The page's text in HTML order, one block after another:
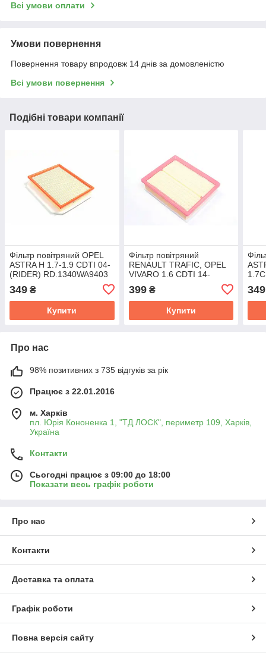
Всі умови оплати
Умови повернення
Повернення товару впродовж 14 днів за домовленістю
Всі умови повернення
Подібні товари компанії
Фільтр повітряний OPEL
ASTRA H 1.7-1.9 CDTI 04-
(RIDER) RD.1340WA9403
349 ₴
Купити
Фільтр повітряний
RENAULT TRAFIC, OPEL
VIVARO 1.6 CDTI 14-
(RIDER) RD.1340WA9798
399₴
Купити
349
Про нас
98% позитивних з 735 відгуків за рік
Працює з 22.01.2016
м. Харків
пл. Юрія Кононенка 1, "ТД ЛОСК", периметр 109, Харків,
Україна
Контакти
Сьогодні працює з 09:00 до 18:00
Показати весь графік роботи
Про нас
Контакти
Доставка та оплата
Графік роботи
Повна версія сайту